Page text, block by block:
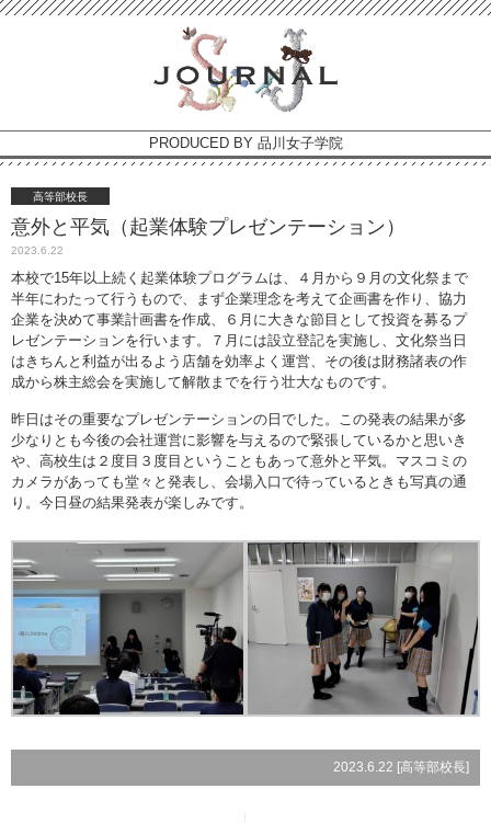
PRODUCED BY 品川女子学院
高等部校長
意外と平気（起業体験プレゼンテーション）
2023.6.22
本校で15年以上続く起業体験プログラムは、４月から９月の文化祭まで
半年にわたって行うもので、まず企業理念を考えて企画書を作り、協力
企業を決めて事業計画書を作成、６月に大きな節目として投資を募るプ
レゼンテーションを行います。７月には設立登記を実施し、文化祭当日
はきちんと利益が出るよう店舗を効率よく運営、その後は財務諸表の作
成から株主総会を実施して解散までを行う壮大なものです。
昨日はその重要なプレゼンテーションの日でした。この発表の結果が多
少なりとも今後の会社運営に影響を与えるので緊張しているかと思いき
や、高校生は２度目３度目ということもあって意外と平気。マスコミの
カメラがあっても堂々と発表し、会場入口で待っているときも写真の通
り。今日昼の結果発表が楽しみです。
2023.6.22 [高等部校長]